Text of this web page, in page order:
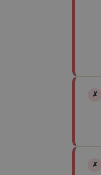
✗
✗